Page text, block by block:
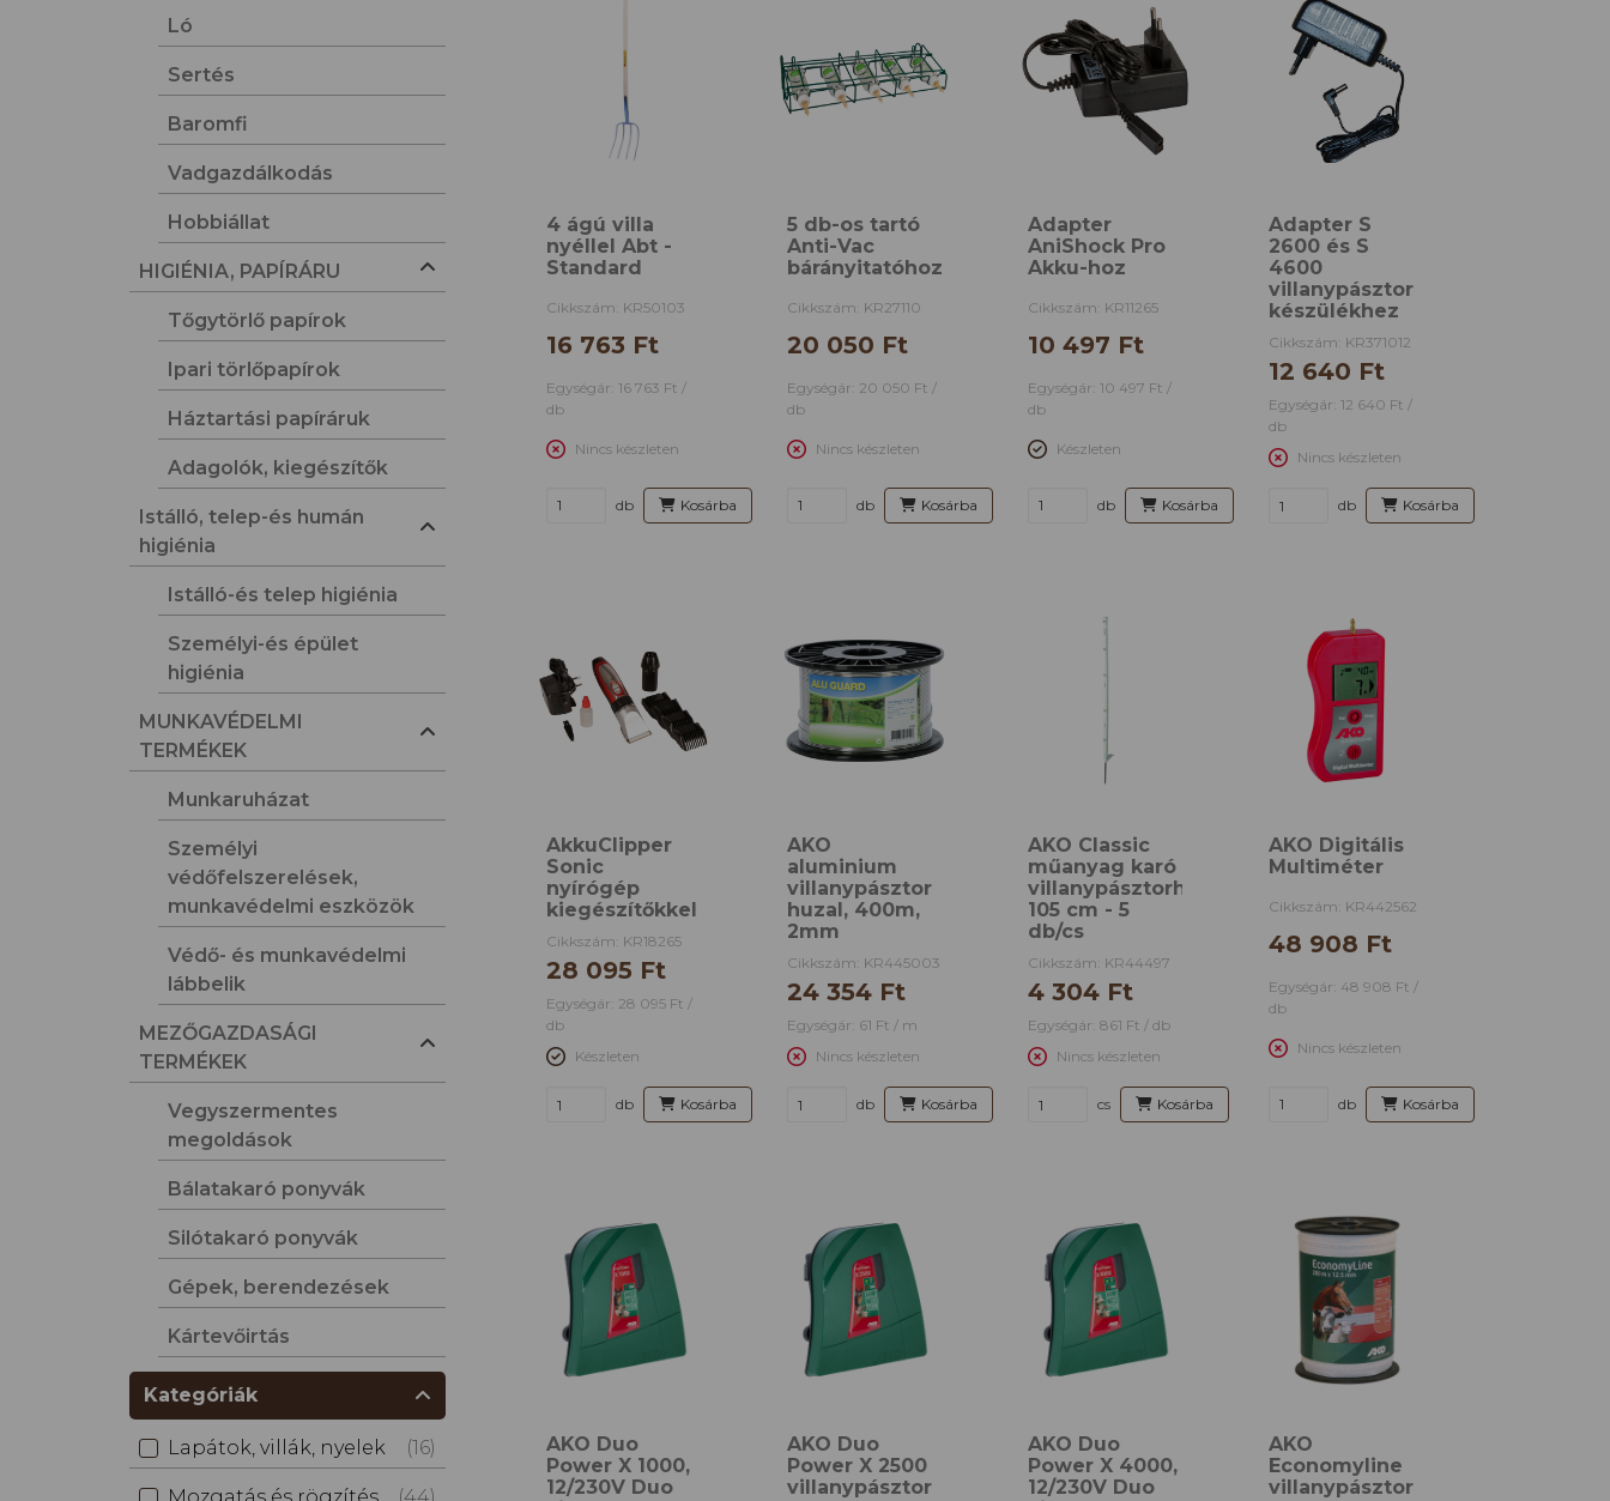
Ló
Sertés
Baromfi
Vadgazdálkodás
Hobbiállat
HIGIÉNIA, PAPÍRÁRU
Tőgytörlő papírok
Ipari törlőpapírok
Háztartási papíráruk
Adagolók, kiegészítők
Istálló, telep-és humán
higiénia
Istálló-és telep higiénia
Személyi-és épület
higiénia
MUNKAVÉDELMI
TERMÉKEK
Munkaruházat
Személyi
védőfelszerelések,
munkavédelmi eszközök
Védő- és munkavédelmi
lábbelik
MEZŐGAZDASÁGI
TERMÉKEK
Vegyszermentes
megoldások
Bálatakaró ponyvák
Silótakaró ponyvák
Gépek, berendezések
Kártevőirtás
Kategóriák
Lapátok, villák, nyelek (16)
4 ágú villa
nyéllel Abt -
Standard
Cikkszám: KR50103
16 763 Ft
Egységár: 16 763 Ft /
db
Nincs készleten
db Kosárba
5 db-os tartó
Anti-Vac
bárányitatóhoz
Cikkszám: KR27110
20 050 Ft
Egységár: 20 050 Ft /
db
Nincs készleten
db Kosárba
Adapter
AniShock Pro
Akku-hoz
Cikkszám: KR11265
10 497 Ft
Egységár: 10 497 Ft /
db
Készleten
db Kosárba
Adapter S
2600 és S
4600
villanypásztor
készülékhez
Cikkszám: KR371012
12 640 Ft
Egységár: 12 640 Ft /
db
Nincs készleten
db Kosárba
AkkuClipper
Sonic
nyírógép
kiegészítőkkel
Cikkszám: KR18265
28 095 Ft
Egységár: 28 095 Ft /
db
Készleten
db Kosárba
AKO
aluminium
villanypásztor
huzal, 400m,
2mm
Cikkszám: KR445003
24 354 Ft
Egységár: 61 Ft / m
Nincs készleten
db Kosárba
AKO Classic
műanyag karó
villanypásztorhoz
105 cm - 5
db/cs
Cikkszám: KR44497
4 304 Ft
Egységár: 861 Ft / db
Nincs készleten
cs Kosárba
AKO Digitális
Multiméter
Cikkszám: KR442562
48 908 Ft
Egységár: 48 908 Ft /
db
Nincs készleten
db Kosárba
AKO Duo
Power X 1000,
12/230V Duo
AKO Duo
Power X 2500
villanypásztor
AKO Duo
Power X 4000,
12/230V Duo
AKO
Economyline
villanypásztor